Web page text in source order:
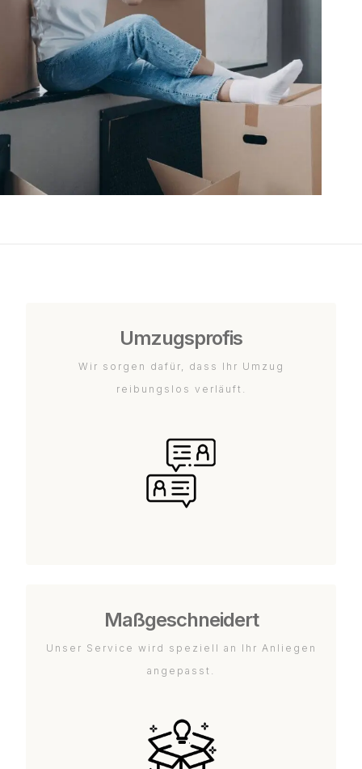
Umzugsprofis
Wir sorgen dafür, dass Ihr Umzug
reibungslos verläuft.
Maßgeschneidert
Unser Service wird speziell an Ihr Anliegen
angepasst.